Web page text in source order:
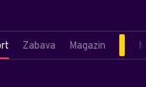
Zabava Magazin